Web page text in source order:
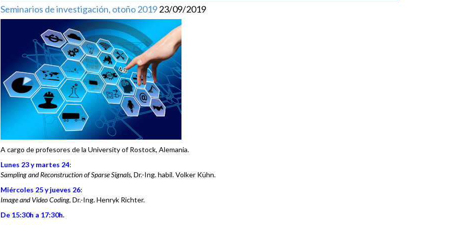
Seminarios de investigación, otoño 201923/09/2019
A cargo de profesores de la University of Rostock, Alemania.
Lunes 23 y martes 24:
Sampling and Reconstruction of Sparse Signals, Dr.-Ing. habil. Volker Kühn.
Miércoles 25 y jueves 26:
Image and Video Coding, Dr.-Ing. Henryk Richter.
De 15:30h a 17:30h.